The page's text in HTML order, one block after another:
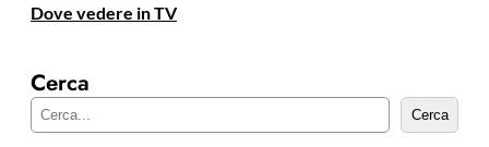
Dove vedere in TV
Cerca
e
Cerca